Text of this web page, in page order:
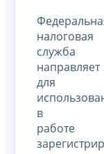
налоговая
служба
направляет
для
в
работе